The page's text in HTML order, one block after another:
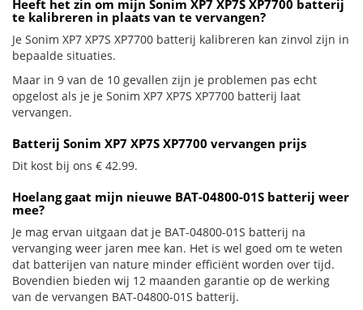
Heeft het zin om mijn Sonim XP7 XP7S XP7700 batterij
te kalibreren in plaats van te vervangen?
Je Sonim XP7 XP7S XP7700 batterij kalibreren kan zinvol zijn in
bepaalde situaties.
Maar in 9 van de 10 gevallen zijn je problemen pas echt
opgelost als je je Sonim XP7 XP7S XP7700 batterij laat
vervangen.
Batterij Sonim XP7 XP7S XP7700 vervangen prijs
Dit kost bij ons € 42.99.
Hoelang gaat mijn nieuwe BAT-04800-01S batterij weer
mee?
Je mag ervan uitgaan dat je BAT-04800-01S batterij na
vervanging weer jaren mee kan. Het is wel goed om te weten
dat batterijen van nature minder efficiënt worden over tijd.
Bovendien bieden wij 12 maanden garantie op de werking
van de vervangen BAT-04800-01S batterij.